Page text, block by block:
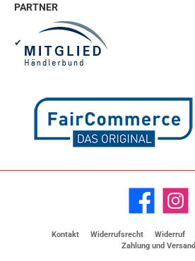
PARTNER
✔
Facebook Instagram
Kontakt Widerrufsrecht Widerruf
Zahlung und Versand